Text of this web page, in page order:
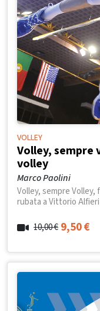
VOLLEY
Volley,
volley
Marco Paolini
Volley, sempre
rubata a Vittorio
10,00€ 9,50€